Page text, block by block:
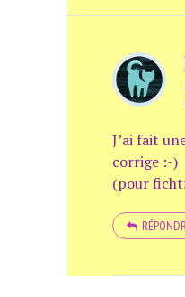
J’ai fait
corrige :-)
(pour